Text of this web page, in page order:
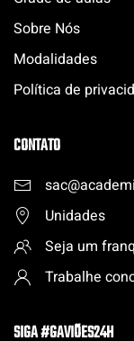
Sobre Nós
Modalidades
Política de
CONTATO
Unidades
Seja um
Trabalhe
SIGA #GAVIÕES24H